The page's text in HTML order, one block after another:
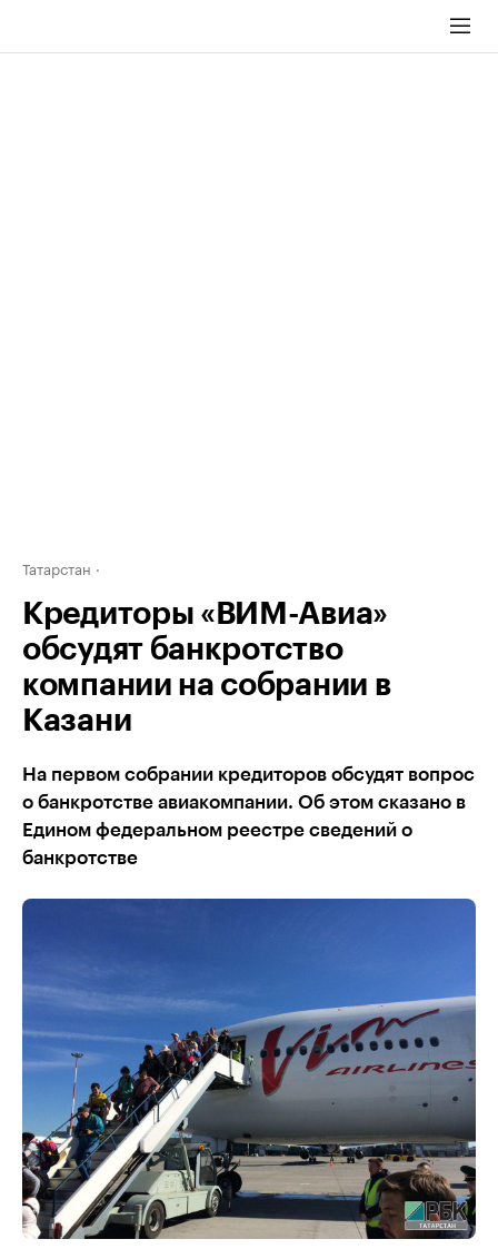
Татарстан
Кредиторы «ВИМ-Авиа»
обсудят банкротство
компании на собрании в
Казани
На первом собрании кредиторов обсудят вопрос
о банкротстве авиакомпании. Об этом сказано в
Едином федеральном реестре сведений о
банкротстве